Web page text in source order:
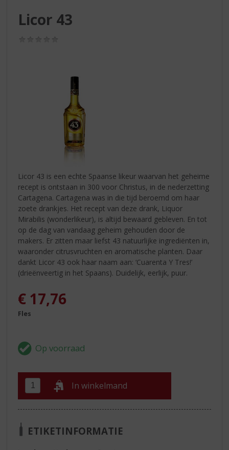
Licor 43
Licor 43 is een echte Spaanse likeur waarvan het geheime
recept is ontstaan in 300 voor Christus, in de nederzetting
Cartagena. Cartagena was in die tijd beroemd om haar
zoete drankjes. Het recept van deze drank, Liquor
Mirabilis (wonderlikeur), is altijd bewaard gebleven. En tot
op de dag van vandaag geheim gehouden door de
makers. Er zitten maar liefst 43 natuurlijke ingrediënten in,
waaronder citrusvruchten en aromatische planten. Daar
dankt Licor 43 ook haar naam aan: ‘Cuarenta Y Tres!’
(drieënveertig in het Spaans). Duidelijk, eerlijk, puur.
€ 17,76
Fles
In winkelmand
ETIKETINFORMATIE